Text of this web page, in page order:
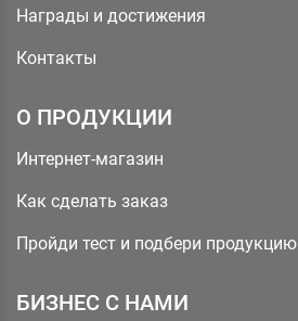
Награды и достижения
Контакты
О ПРОДУКЦИИ
Интернет-магазин
Как сделать заказ
Пройди тест и подбери продукцию
БИЗНЕС С НАМИ